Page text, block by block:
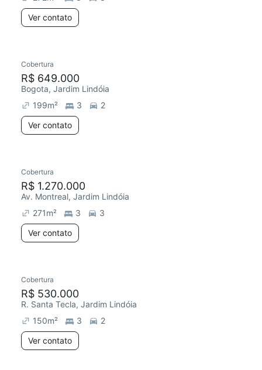
Ver contato
Cobertura
R$ 649.000
Bogota, Jardim Lindóia
199m² 3
2
Ver contato
Cobertura
R$ 1.270.000
Av. Montreal, Jardim Lindóia
271m² 3
3
Ver contato
Cobertura
R$ 530.000
R. Santa Tecla, Jardim Lindóia
150m² 3
2
Ver contato